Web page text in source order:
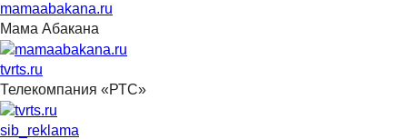
mamaabakana.ru
Мама Абакана
tvrts.ru
Телекомпания «РТС»
sib_reklama